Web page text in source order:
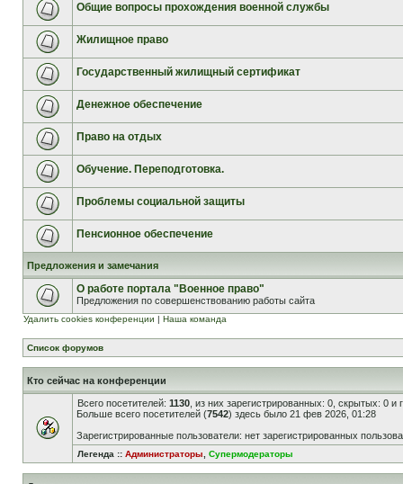
Общие вопросы прохождения военной службы
Жилищное право
Государственный жилищный сертификат
Денежное обеспечение
Право на отдых
Обучение. Переподготовка.
Проблемы социальной защиты
Пенсионное обеспечение
Предложения и замечания
О работе портала "Военное право"
Предложения по совершенствованию работы сайта
Удалить cookies конференции | Наша команда
Список форумов
Кто сейчас на конференции
Всего посетителей: 1130 , из них зарегистрированных: 0, скрытых: 0
Больше всего посетителей (7542) здесь было 21 фев 2026, 01:28
Зарегистрированные пользователи: нет зарегистрированных
Легенда :: Администраторы Супермодераторы